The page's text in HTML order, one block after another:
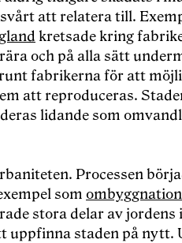
att relatera till.
kretsade kring
och på alla sätt
fabrikerna för att
att reproduceras.
lidande som
Processen
som
stora delar av
uppfinna staden på nytt.